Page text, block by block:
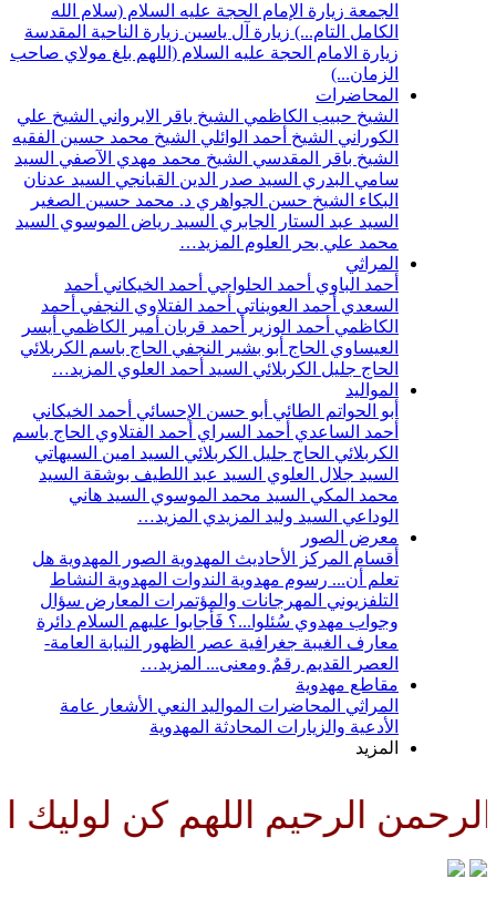
الجمعة زيارة الإمام الحجة عليه السلام (سلام الله
الكامل التام...) زيارة آل ياسين زيارة الناحية المقدسة
زيارة الامام الحجة عليه السلام (اللهم بلغ مولاي صاحب
الزمان...)
المحاضرات
الشيخ حبيب الكاظمي الشيخ باقر الايرواني الشيخ علي
الكوراني الشيخ أحمد الوائلي الشيخ محمد حسين الفقيه
الشيخ باقر المقدسي الشيخ محمد مهدي الآصفي السيد
سامي البدري السيد صدر الدين القبانجي السيد عدنان
البكاء الشيخ حسن الجواهري د. محمد حسين الصغير
السيد عبد الستار الجابري السيد رياض الموسوي السيد
محمد علي بحر العلوم المزيد…
المراثي
أحمد الباوي أحمد الحلواجي أحمد الخيكاني أحمد
السعدي أحمد العويناتي أحمد الفتلاوي النجفي أحمد
الكاظمي أحمد الوزير أحمد قربان أمير الكاظمي أيسر
العيساوي الحاج أبو بشير النجفي الحاج باسم الكربلائي
الحاج جليل الكربلائي السيد أحمد العلوي المزيد…
المواليد
أبو الحواتم الطائي أبو حسن الإحسائي أحمد الخيكاني
أحمد الساعدي أحمد السراي أحمد الفتلاوي الحاج باسم
الكربلائي الحاج جليل الكربلائي السيد امين السيهاتي
السيد جلال العلوي السيد عبد اللطيف بوشقة السيد
محمد المكي السيد محمد الموسوي السيد هاني
الوداعي السيد وليد المزيدي المزيد…
معرض الصور
أقسام المركز
الأحاديث المهدوية الصور المهدوية هل
تعلم أن... رسوم مهدوية الندوات المهدوية النشاط
التلفزيوني المهرجانات والمؤتمرات المعارض سؤال
وجواب مهدوي سُئلوا...؟ فَأجابوا عليهم السلام دائرة
معارف الغيبة جغرافية عصر الظهور
النيابة العامة-
العصر القديم رقمٌ ومعنى... المزيد…
مقاطع مهدوية
المراثي المحاضرات المواليد النعي الأشعار
عامة
الأدعية والزيارات المحادثة المهدوية
المزيد
الرحيم اللهم كن لوليك